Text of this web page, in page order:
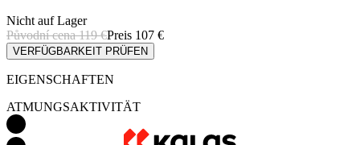
ATMUNGSAKTIVITÄT